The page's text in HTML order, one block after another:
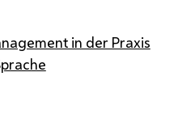
in der Praxis